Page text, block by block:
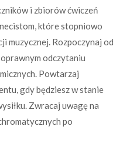
i zbiorów ćwiczeń
które stopniowo
muzycznej. Rozpoczynaj od
odczytaniu
Powtarzaj
gdy będziesz w stanie
Zwracaj uwagę na
po